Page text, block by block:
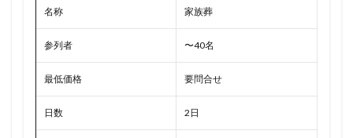
名称 家族葬
参列者 〜40名
最低価格 要問合せ
日数 2日